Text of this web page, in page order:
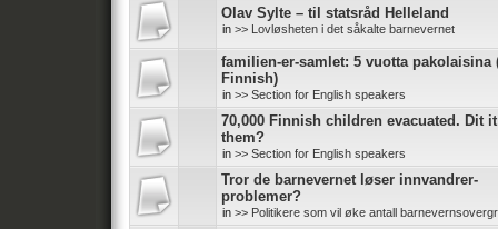
Olav Sylte – til statsråd Helleland
in >> Lovløsheten i det såkalte barnevernet
familien-er-samlet: 5 vuotta pakolaisina
Finnish)
in >> Section for English speakers
70,000 Finnish children evacuated. Dit
them?
in >> Section for English speakers
Tror de barnevernet løser innvandrer-
problemer?
in >> Politikere som vil øke antall